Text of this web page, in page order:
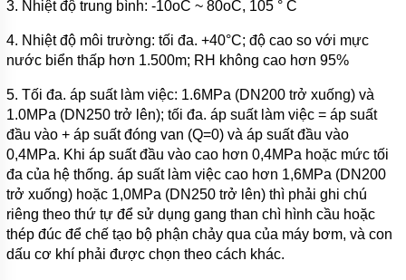
3. Nhiệt độ trung bình: -10oC ~ 80oC, 105 ° C
4. Nhiệt độ môi trường: tối đa. +40°C; độ cao so với mực
nước biển thấp hơn 1.500m; RH không cao hơn 95%
5. Tối đa. áp suất làm việc: 1.6MPa (DN200 trở xuống) và
1.0MPa (DN250 trở lên); tối đa. áp suất làm việc = áp suất
đầu vào + áp suất đóng van (Q=0) và áp suất đầu vào
0,4MPa. Khi áp suất đầu vào cao hơn 0,4MPa hoặc mức tối
đa của hệ thống. áp suất làm việc cao hơn 1,6MPa (DN200
trở xuống) hoặc 1,0MPa (DN250 trở lên) thì phải ghi chú
riêng theo thứ tự để sử dụng gang than chì hình cầu hoặc
thép đúc để chế tạo bộ phận chảy qua của máy bơm, và con
dấu cơ khí phải được chọn theo cách khác.